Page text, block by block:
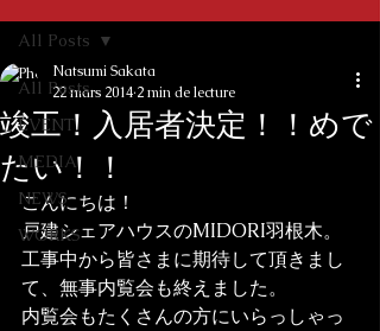
All Posts
EVENT
MEDIA
NEWS
WORKS
All Posts
竣工！入居者決定！！めで
たい！！
Natsumi Sakata
22 mars 2014 2 min de lecture
こんにちは！
戸建シェアハウスのMIDORI羽根木。
工事中から皆さまに期待して頂きまし
て、無事内覧会も終えました。
内覧会もたくさんの方にいらっしゃっ